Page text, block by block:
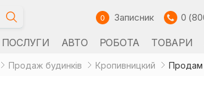
0 Записник 0
ПОСЛУГИ АВТО РОБОТА ТОВАРИ
Продаж будинків Кропивницкий